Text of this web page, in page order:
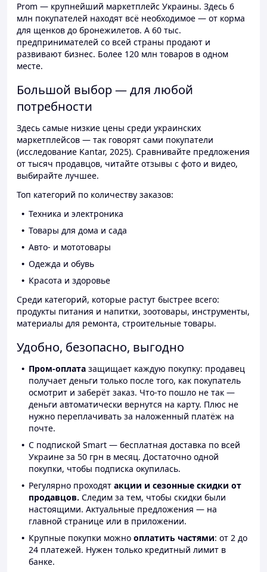
Prom — крупнейший маркетплейс Украины. Здесь 6
млн покупателей находят всё необходимое — от корма
для щенков до бронежилетов. А 60 тыс.
предпринимателей со всей страны продают и
развивают бизнес. Более 120 млн товаров в одном
месте.
Большой выбор — для любой
потребности
Здесь самые низкие цены среди украинских
маркетплейсов — так говорят сами покупатели
(исследование Kantar, 2025). Сравнивайте предложения
от тысяч продавцов, читайте отзывы с фото и видео,
выбирайте лучшее.
Топ категорий по количеству заказов:
Техника и электроника
Товары для дома и сада
Авто- и мототовары
Одежда и обувь
Красота и здоровье
Среди категорий, которые растут быстрее всего:
продукты питания и напитки, зоотовары, инструменты,
материалы для ремонта, строительные товары.
Удобно, безопасно, выгодно
Пром-оплата защищает каждую покупку: продавец
получает деньги только после того, как покупатель
осмотрит и заберёт заказ. Что-то пошло не так —
деньги автоматически вернутся на карту. Плюс не
нужно переплачивать за наложенный платёж на
почте.
С подпиской Smart — бесплатная доставка по всей
Украине за 50 грн в месяц. Достаточно одной
покупки, чтобы подписка окупилась.
Регулярно проходят акции и сезонные скидки от
продавцов. Следим за тем, чтобы скидки были
настоящими. Актуальные предложения — на
главной странице или в приложении.
Крупные покупки можно оплатить частями: от 2 до
24 платежей. Нужен только кредитный лимит в
банке.